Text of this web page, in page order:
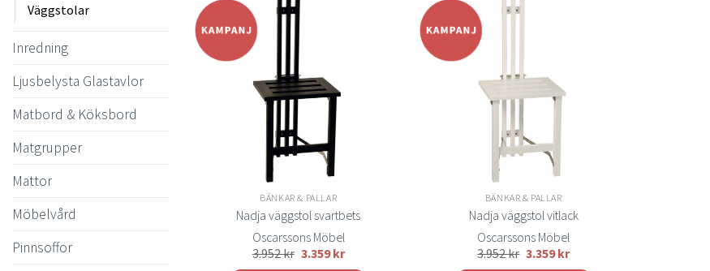
Väggstolar
Inredning
Ljusbelysta Glastavlor
Matbord & Köksbord
Matgrupper
Mattor
Möbelvård
Pinnsoffor
BÄNKAR & PALLAR
Nadja väggstol svartbets
Oscarssons Möbel
3.952kr 3.359kr
BÄNKAR & PALLAR
Nadja väggstol vitlack
Oscarssons Möbel
3.952kr 3.359kr